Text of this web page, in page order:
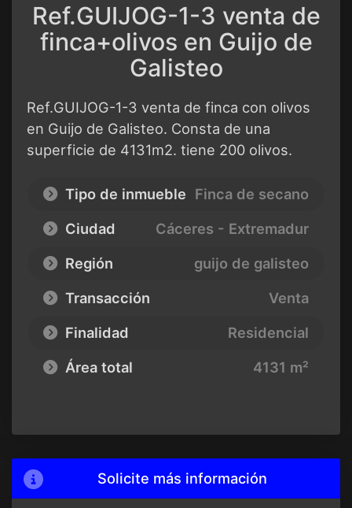
Ref.GUIJOG-1-3 venta de
finca+olivos en Guijo de
Galisteo
Ref.GUIJOG-1-3 venta de finca con olivos
en Guijo de Galisteo. Consta de una
superficie de 4131m2. tiene 200 olivos.
Tipo de inmueble Finca de secano
Ciudad
Cáceres - Extremadur
Región
guijo de galisteo
Transacción
Venta
Finalidad
Residencial
Área total
4131 m²
Solicite más información